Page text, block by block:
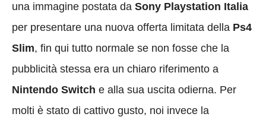
una immagine postata da Sony Playstation Italia
per presentare una nuova offerta limitata della Ps4
Slim, fin qui tutto normale se non fosse che la
pubblicità stessa era un chiaro riferimento a
Nintendo Switch e alla sua uscita odierna. Per
molti è stato di cattivo gusto, noi invece la